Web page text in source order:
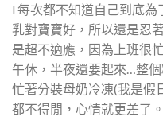
l 每次都不知道自己到底
乳對寶寶好，所以還是忍
是超不適應，因為上班很
午休，半夜還要起來…整
忙著分裝母奶冷凍(我是假
都不得閒，心情就更差了。